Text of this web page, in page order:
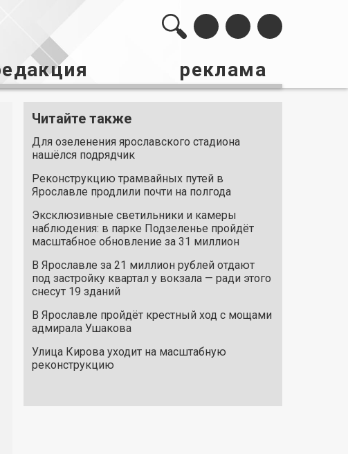
реклама
Читайте также
Для озеленения ярославского стадиона
нашёлся подрядчик
Реконструкцию трамвайных путей в
Ярославле продлили почти на полгода
Эксклюзивные светильники и камеры
наблюдения: в парке Подзеленье пройдёт
масштабное обновление за 31 миллион
В Ярославле за 21 миллион рублей отдают
под застройку квартал у вокзала — ради этого
снесут 19 зданий
В Ярославле пройдёт крестный ход с мощами
адмирала Ушакова
Улица Кирова уходит на масштабную
реконструкцию